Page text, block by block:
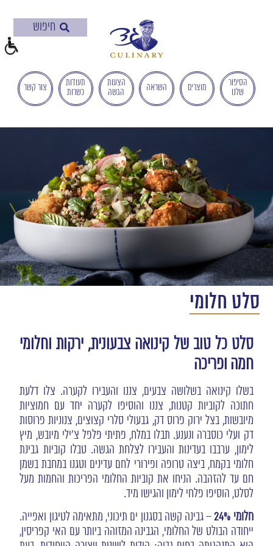
הישראלי
לְהַנְגָּשָׁת
אָתָרִים".
הַמְּסַיַּעַת
הֵנְּגִישׁוּת
לְחַץ
ALT+0
הסיפור
שלנו
מוצרים השראה
הצעות
הגשה
תעודות
כשרות
צור קשר
סלט חלומי
סלט כל טוב של קינואה צבעונית, ירקות וחלומי
חמה ופריכה
בשלו קינואה בשלושה צבעים, צננו והעבירו לקערה. צלו דלעת
חתוכה לקוביות קטנות, צננו והוסיפו לקערה יחד עם חמוציות
מיובשות, בצל ירוק פרוס דק, גבעולי סלרי קצוצים, צנוניות פרוסות
דק ועלי כוסברה ונענע. תבלו במלח, פתיתי פלפל צ'ילי מיובש, מיץ
לימון, ערבבו בעדינות והעבירו לצלחת הגשה. טבלו קוביות גבינת
חלומי בקמח, ביצה טרופה ופירורי לחם עדינים וטגנו במחבת בשמן
חם עד להזהבה. הניחו את קוביות החלומי הפריכות והחמות מעל
לסלט, הוסיפו פלחי לימון והגישו מיד.
חלומי 24%
– גבינה קשה בסגנון ים תיכוני, מתאימה לטיגון ואפייה.
ייחודה הבולט של החלומי, הגבינה המזוהה ביותר עם האי קפריסין,